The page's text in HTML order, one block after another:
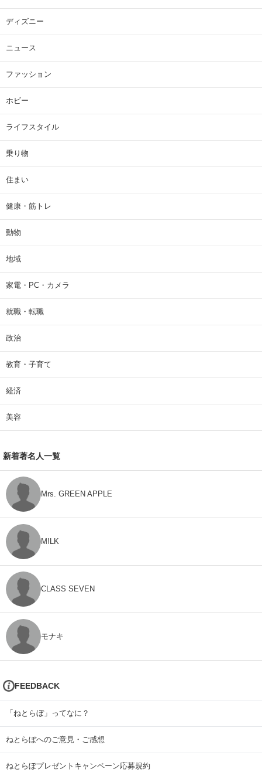
ディズニー
ニュース
ファッション
ホビー
ライフスタイル
乗り物
住まい
健康・筋トレ
動物
地域
家電・PC・カメラ
就職・転職
政治
教育・子育て
経済
美容
新着著名人一覧
Mrs. GREEN APPLE
M!LK
CLASS SEVEN
モナキ
FEEDBACK
「ねとらぼ」ってなに？
ねとらぼへのご意見・ご感想
ねとらぼプレゼントキャンペーン応募規約